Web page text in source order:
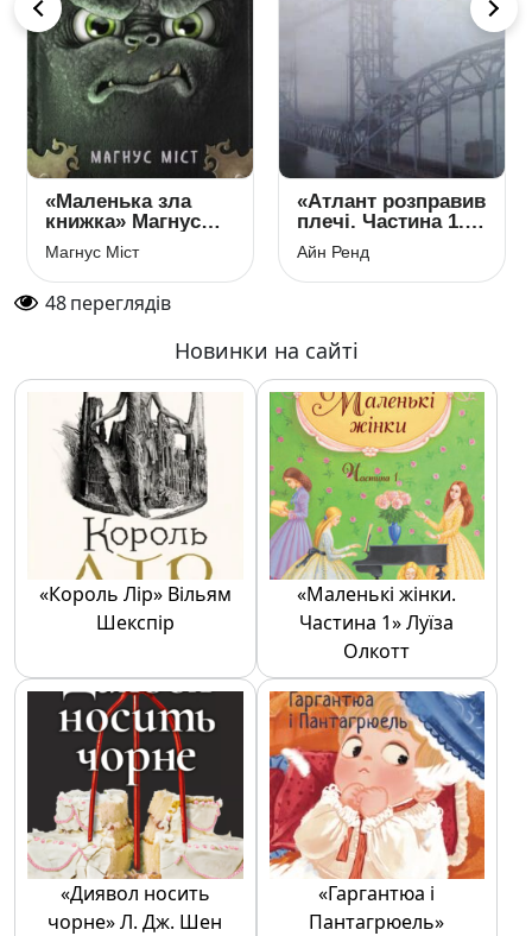
«Маленька зла
книжка» Магнус
Міст
Магнус Міст
«Атлант розправив
плечі. Частина 1.
Несуперечність»
Айн Ренд
Айн Ренд
48переглядів
Новинки на сайті
«Король Лір» Вільям
Шекспір
«Маленькі жінки.
Частина 1» Луїза
Олкотт
«Диявол носить
чорне» Л. Дж. Шен
«Гаргантюа і
Пантагрюель»